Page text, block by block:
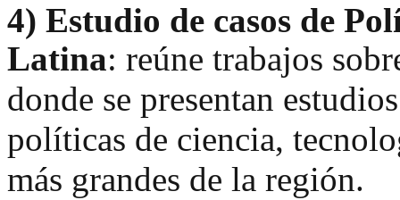
4) Estudio de casos de
Latina: reúne trabajos so
donde se presentan
políticas de ciencia,
más grandes de la región.